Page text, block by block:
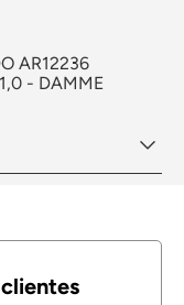
AR12236
- DAMME